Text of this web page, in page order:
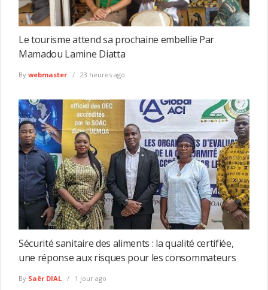
Le tourisme attend sa prochaine embellie Par
Mamadou Lamine Diatta
By webmaster 23 heures ago
Sécurité sanitaire des aliments : la qualité certifiée,
une réponse aux risques pour les consommateurs
By Saër DIAL 1 jour ago